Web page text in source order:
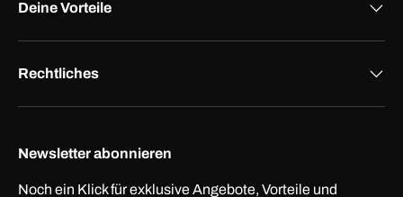
Deine Vorteile
Rechtliches
Newsletter abonnieren
Noch ein Klick für exklusive Angebote, Vorteile und